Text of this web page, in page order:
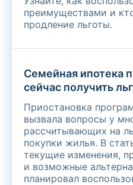
преимуществами и
продление льготы.
Семейная ипотека
сейчас получить
Приостановка
вызвала вопросы у
рассчитывающих на
покупки жилья. В
текущие изменения,
и возможные
планировал